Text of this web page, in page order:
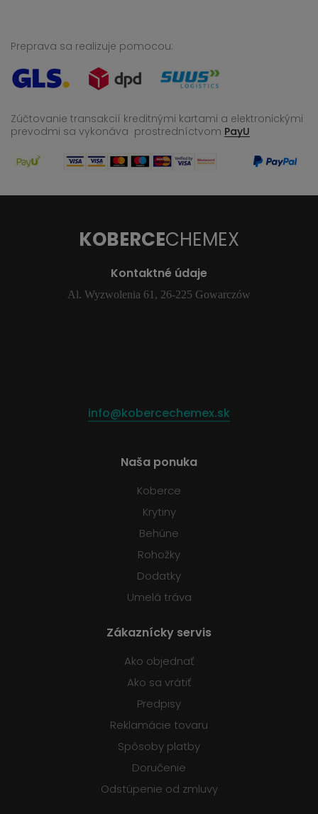
Preprava sa realizuje pomocou:
Zúčtovanie transakcií kreditnými kartami a elektronickými
prevodmi sa vykonáva prostredníctvom PayU
KOBERCECHEMEX
Kontaktné údaje
Al. Wyzwolenia 61, 26-225 Gowarczów
info@kobercechemex.sk
Naša ponuka
Koberce
Krytiny
Behúne
Rohožky
Dodatky
Umelá tráva
Zákaznícky servis
Ako objednať
Ako sa vrátiť
Predpisy
Reklamácie tovaru
Spôsoby platby
Doručenie
Odstúpenie od zmluvy